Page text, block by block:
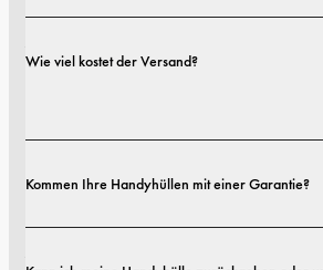
Optionen von schlanken Profilen bis hin zu
Wie viel kostet der Versand?
Details findest du in unserer Versandrichtlinie.
Kommen Ihre Handyhüllen mit einer Garantie?